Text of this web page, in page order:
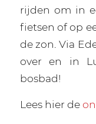
rijden om in
fietsen of op
de zon. Via
over en in
bosbad!
Lees hier de